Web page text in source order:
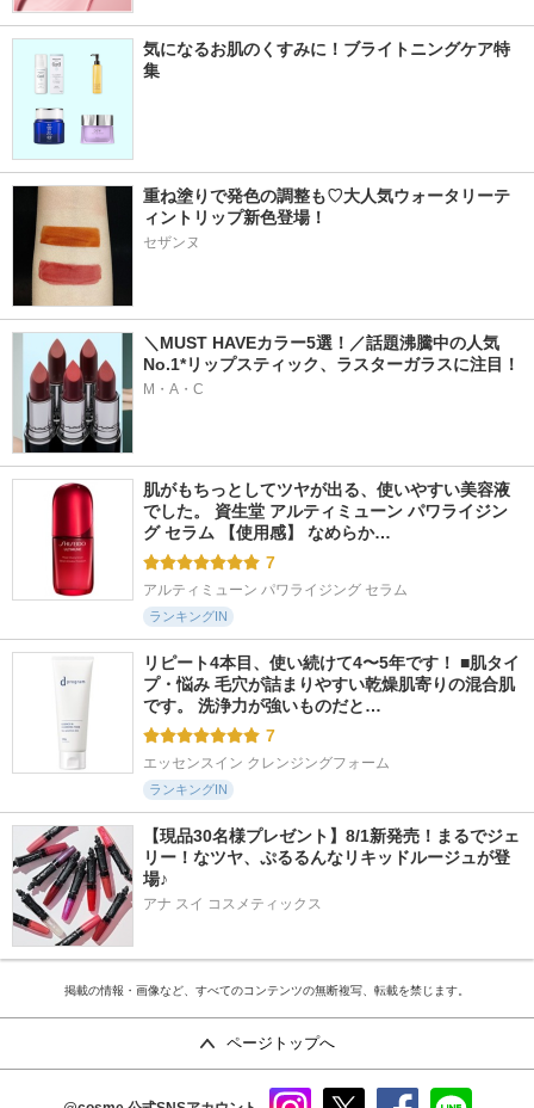
気になるお肌のくすみに！ブライトニングケア特
集
重ね塗りで発色の調整も♡大人気ウォータリーテ
ィントリップ新色登場！
セザンヌ
＼MUST HAVEカラー5選！／話題沸騰中の人気
No.1*リップスティック、ラスターガラスに注目！
M・A・C
肌がもちっとしてツヤが出る、使いやすい美容液
でした。 資生堂 アルティミューン パワライジン
グ セラム 【使用感】 なめらか…
7
アルティミューン パワライジング セラム
ランキングIN
リピート4本目、使い続けて4〜5年です！ ■肌タイ
プ・悩み 毛穴が詰まりやすい乾燥肌寄りの混合肌
です。 洗浄力が強いものだと…
7
エッセンスイン クレンジングフォーム
ランキングIN
【現品30名様プレゼント】8/1新発売！まるでジェ
リー！なツヤ、ぷるるんなリキッドルージュが登
場♪
アナ スイ コスメティックス
掲載の情報・画像など、すべてのコンテンツの無断複写、転載を禁じます。
ページトップへ